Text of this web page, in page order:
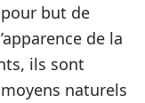
but de
de la
ils sont
naturels